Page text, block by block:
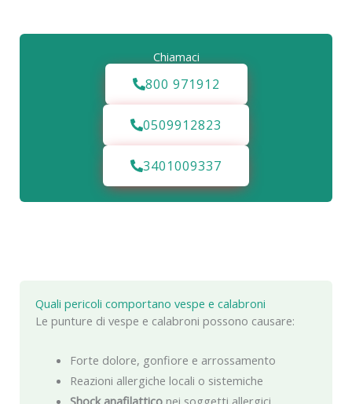
Chiamaci
800 971912
0509912823
3401009337
Quali pericoli comportano vespe e calabroni
Le punture di vespe e calabroni possono causare:
Forte dolore, gonfiore e arrossamento
Reazioni allergiche locali o sistemiche
Shock anafilatticonei soggetti allergici